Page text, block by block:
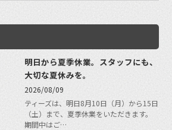
明日から夏季休業。スタッフにも、
大切な夏休みを。
2026/08/09
ティーズは、明日8月10日（月）から15日
（土）まで、夏季休業をいただきます。
期間中はご…